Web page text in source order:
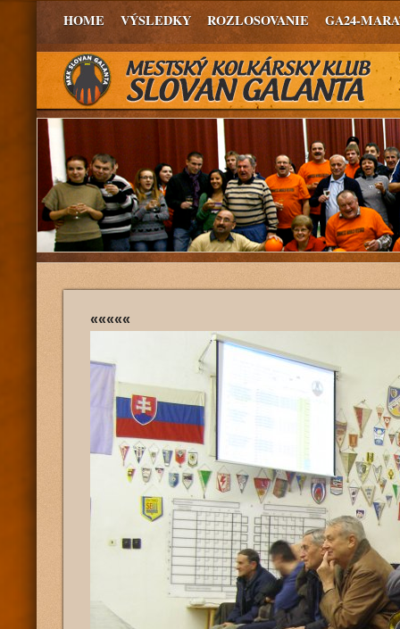
HOME VÝSLEDKY ROZLOSOVANIE GA24-
«««««